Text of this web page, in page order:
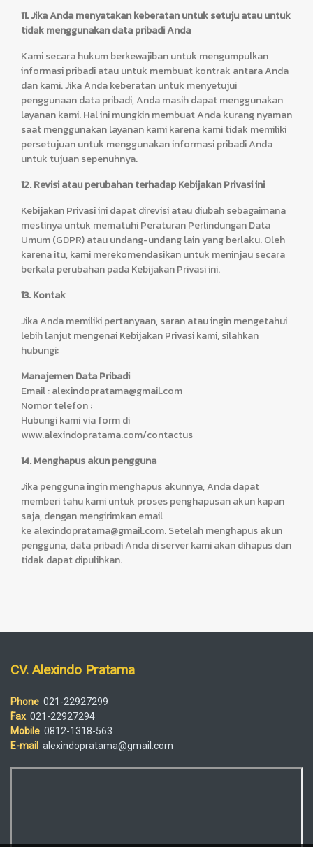
11. Jika Anda menyatakan keberatan untuk setuju atau untuk
tidak menggunakan data pribadi Anda
Kami secara hukum berkewajiban untuk mengumpulkan
informasi pribadi atau untuk membuat kontrak antara Anda
dan kami. Jika Anda keberatan untuk menyetujui
penggunaan data pribadi, Anda masih dapat menggunakan
layanan kami. Hal ini mungkin membuat Anda kurang nyaman
saat menggunakan layanan kami karena kami tidak memiliki
persetujuan untuk menggunakan informasi pribadi Anda
untuk tujuan sepenuhnya.
12. Revisi atau perubahan terhadap Kebijakan Privasi ini
Kebijakan Privasi ini dapat direvisi atau diubah sebagaimana
mestinya untuk mematuhi Peraturan Perlindungan Data
Umum (GDPR) atau undang-undang lain yang berlaku. Oleh
karena itu, kami merekomendasikan untuk meninjau secara
berkala perubahan pada Kebijakan Privasi ini.
13. Kontak
Jika Anda memiliki pertanyaan, saran atau ingin mengetahui
lebih lanjut mengenai Kebijakan Privasi kami, silahkan
hubungi:
Manajemen Data Pribadi
Email : alexindopratama@gmail.com
Nomor telefon :
Hubungi kami via form di
www.alexindopratama.com/contactus
14. Menghapus akun pengguna
Jika pengguna ingin menghapus akunnya, Anda dapat
memberi tahu kami untuk proses penghapusan akun kapan
saja, dengan mengirimkan email
ke alexindopratama@gmail.com. Setelah menghapus akun
pengguna, data pribadi Anda di server kami akan dihapus dan
tidak dapat dipulihkan.
CV. Alexindo Pratama
Phone 021-22927299
Fax 021-22927294
Mobile 0812-1318-563
E-mail alexindopratama@gmail.com